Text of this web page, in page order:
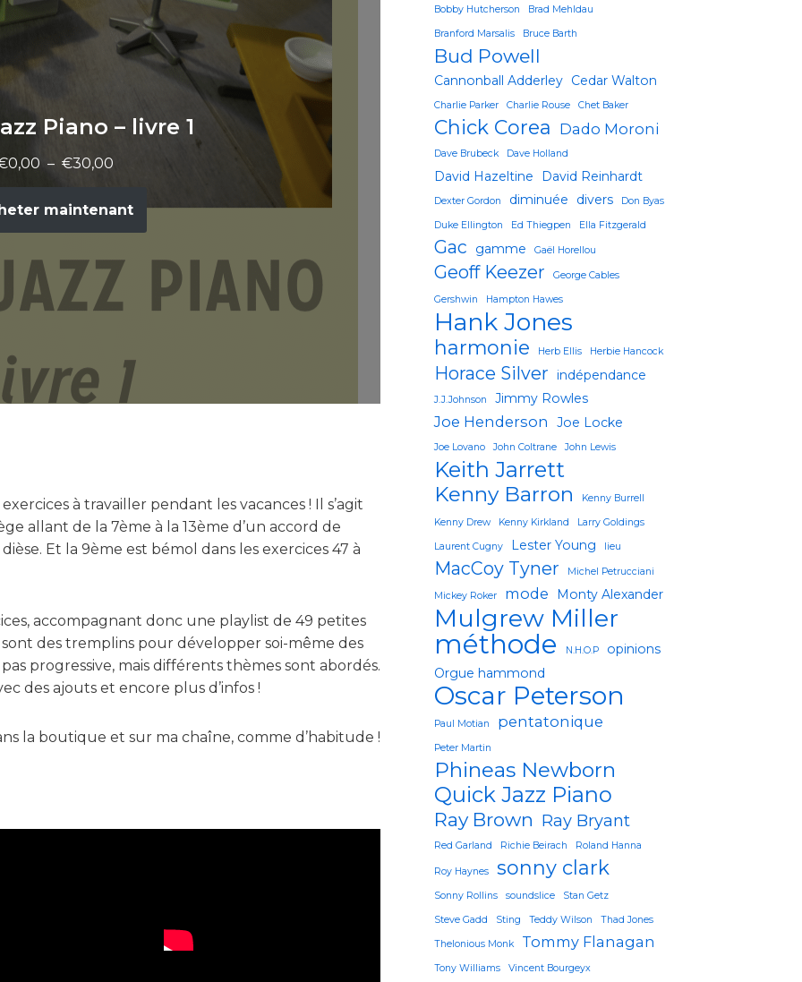
Piano – livre 1
0,00 – €30,00
maintenant
à travailler pendant les vacances ! Il s’agit
allant de la 7ème à la 13ème d’un accord de
Et la 9ème est bémol dans les exercices 47 à
accompagnant donc une playlist de 49 petites
sont des tremplins pour développer soi-même des
progressive, mais différents thèmes sont abordés.
des ajouts et encore plus d’infos !
la boutique et sur ma chaîne, comme d’habitude !
Bobby Hutcherson Brad Mehldau
Branford Marsalis Bruce Barth
Bud Powell
Cannonball Adderley Cedar Walton
Charlie Parker Charlie Rouse Chet Baker
Chick Corea Dado Moroni
Dave Brubeck Dave Holland
David Hazeltine David Reinhardt
Dexter Gordon diminuée divers Don Byas
Duke Ellington Ed Thiegpen Ella Fitzgerald
Gac gamme Gaël Horellou
Geoff Keezer George Cables
Gershwin Hampton Hawes
Hank Jones
harmonie Herb Ellis Herbie Hancock
Horace Silver indépendance
J.J.Johnson Jimmy Rowles
Joe Henderson Joe Locke
Joe Lovano John Coltrane John Lewis
Keith Jarrett
Kenny Barron Kenny Burrell
Kenny Drew Kenny Kirkland Larry Goldings
Laurent Cugny Lester Young lieu
MacCoy Tyner Michel Petrucciani
Mickey Roker mode Monty Alexander
Mulgrew Miller
méthode N.H.O.P
opinions
Orgue hammond
Oscar Peterson
Paul Motian pentatonique
Peter Martin
Phineas Newborn
Quick Jazz Piano
Ray Brown Ray Bryant
Red Garland Richie Beirach Roland Hanna
Roy Haynes sonny clark
Sonny Rollins soundslice Stan Getz
Steve Gadd Sting Teddy Wilson Thad Jones
Thelonious Monk Tommy Flanagan
Tony Williams Vincent Bourgeyx